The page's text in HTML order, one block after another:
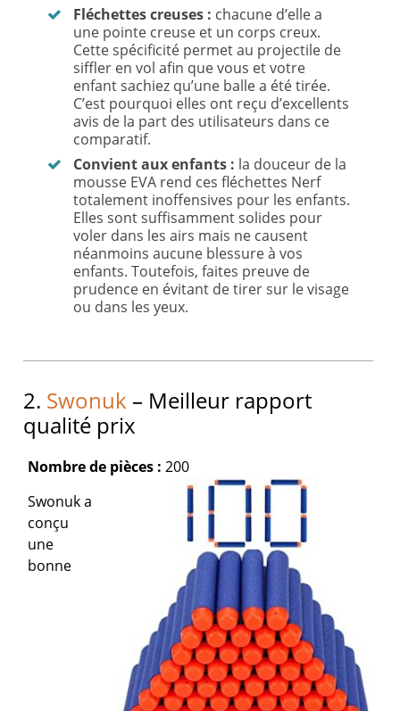
Fléchettes creuses : chacune d’elle a
une pointe creuse et un corps creux.
Cette spécificité permet au projectile de
siffler en vol afin que vous et votre
enfant sachiez qu’une balle a été tirée.
C’est pourquoi elles ont reçu d’excellents
avis de la part des utilisateurs dans ce
comparatif.
Convient aux enfants : la douceur de la
mousse EVA rend ces fléchettes Nerf
totalement inoffensives pour les enfants.
Elles sont suffisamment solides pour
voler dans les airs mais ne causent
néanmoins aucune blessure à vos
enfants. Toutefois, faites preuve de
prudence en évitant de tirer sur le visage
ou dans les yeux.
2. Swonuk – Meilleur rapport
qualité prix
Nombre de pièces : 200
Swonuk a
conçu
une
bonne